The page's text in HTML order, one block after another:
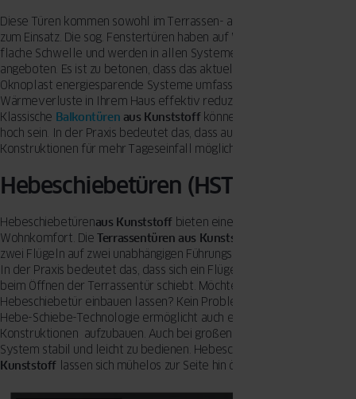
Diese Türen kommen sowohl im Terrassen- als auch Balkonbereich
zum Einsatz. Die sog. Fenstertüren haben auf Wunsch eine relativ
flache Schwelle und werden in allen Systemen von Oknoplast
angeboten. Es ist zu betonen, dass das aktuelle Angebot von
Oknoplast energiesparende Systeme umfasst, dank denen Sie
Wärmeverluste in Ihrem Haus effektiv reduzieren können.
Klassische Balkontüren aus Kunststoffkönnen bis zu 2,60 Meter
hoch sein. In der Praxis bedeutet das, dass auch große
Konstruktionen für mehr Tageseinfall möglich sind.
Hebeschiebetüren (HST)
Hebeschiebetürenaus Kunststoff bieten einen sehr hohen
Wohnkomfort. DieTerrassentüren aus Kunststoff
zwei Flügeln auf zwei unabhängigen Führungsschienen ausgestattet.
In der Praxis bedeutet das, dass sich ein Flügel vor den anderen
beim Öffnen der Terrassentür schiebt. Möchten Sie eine sehr große
Hebeschiebetür einbauen lassen? Kein Problem! Diese innovative
Hebe-Schiebe-Technologie ermöglicht auch extrem große
Konstruktionen aufzubauen. Auch bei großen Konstruktionen ist das
System stabil und leicht zu bedienen. Hebeschiebetüren
Kunststoff lassen sich mühelos zur Seite hin öffnen.